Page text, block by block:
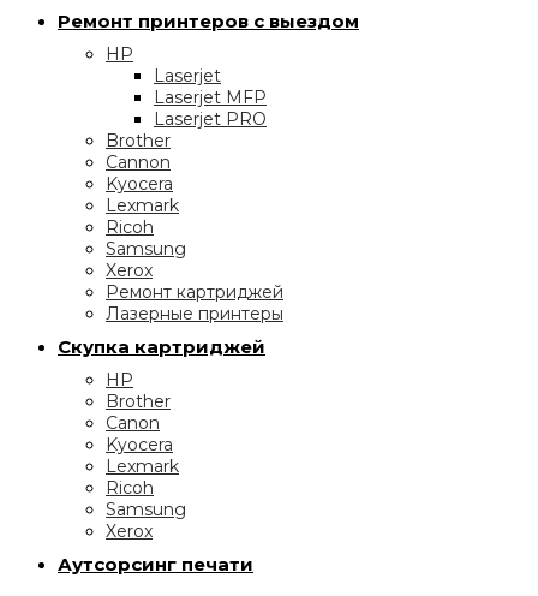
Ремонт принтеров с выездом
HP
Laserjet
Laserjet MFP
Laserjet PRO
Brother
Cannon
Kyocera
Lexmark
Ricoh
Samsung
Xerox
Ремонт картриджей
Лазерные принтеры
Скупка картриджей
HP
Brother
Canon
Kyocera
Lexmark
Ricoh
Samsung
Xerox
Аутсорсинг печати